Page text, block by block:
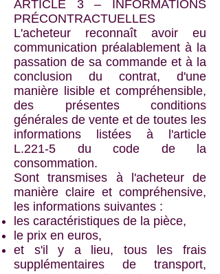
ARTICLE 3 – INFORMATIONS
PRÉCONTRACTUELLES
L'acheteur reconnaît avoir eu
communication préalablement à la
passation de sa commande et à la
conclusion du contrat, d'une
manière lisible et compréhensible,
des présentes conditions
générales de vente et de toutes les
informations listées à l'article
L.221-5 du code de la
consommation.
Sont transmises à l'acheteur de
manière claire et compréhensive,
les informations suivantes :
les caractéristiques de la pièce,
le prix en euros,
et s'il y a lieu, tous les frais
supplémentaires de transport,